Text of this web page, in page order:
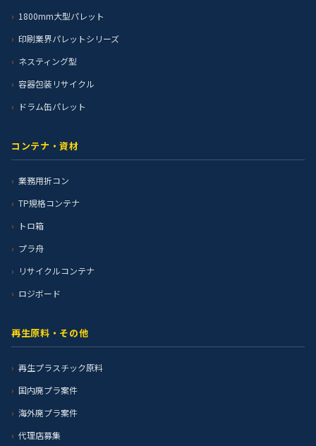
1800mm大型パレット
印刷業界パレットシリーズ
ネスティング型
容器包装リサイクル
ドラム缶パレット
コンテナ・資材
業務用折コン
TP規格コンテナ
トロ箱
プラ舟
リサイクルコンテナ
ロジボード
再生原料・その他
再生プラスチック原料
国内廃プラ案件
海外廃プラ案件
代理店募集